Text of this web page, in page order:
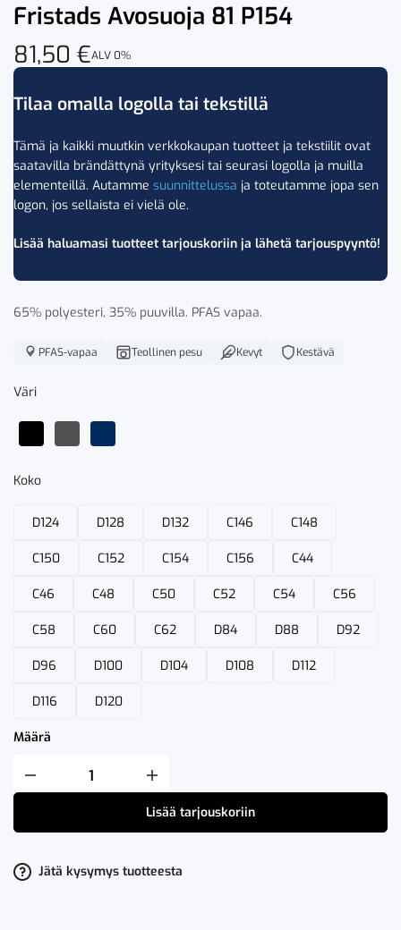
Fristads Avosuoja 81 P154
81,50 €ALV 0%
Tilaa omalla logolla tai tekstillä
Tämä ja kaikki muutkin verkkokaupan tuotteet ja tekstiilit ovat
saatavilla brändättynä yrityksesi tai seurasi logolla ja muilla
elementeillä. Autamme suunnittelussa ja toteutamme jopa sen
logon, jos sellaista ei vielä ole.
Lisää haluamasi tuotteet tarjouskoriin ja lähetä tarjouspyyntö!
65% polyesteri, 35% puuvilla. PFAS vapaa.
PFAS-vapaa Teollinen pesu Kevyt Kestävä
Väri
Koko
D124 D128 D132 C146 C148
C150 C152 C154 C156 C44
C46 C48 C50 C52 C54 C56
C58 C60 C62 D84 D88 D92
D96 D100 D104 D108 D112
D116 D120
Määrä
Fristads
Avosuoja
määrä
Lisää tarjouskoriin
Jätä kysymys tuotteesta